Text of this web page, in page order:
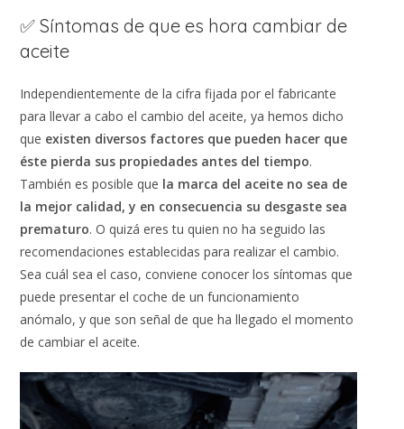
✅ Síntomas de que es hora cambiar de
aceite
Independientemente de la cifra fijada por el fabricante
para llevar a cabo el cambio del aceite, ya hemos dicho
que existen diversos factores que pueden hacer que
éste pierda sus propiedades antes del tiempo.
También es posible que la marca del aceite no sea de
la mejor calidad, y en consecuencia su desgaste sea
prematuro. O quizá eres tu quien no ha seguido las
recomendaciones establecidas para realizar el cambio.
Sea cuál sea el caso, conviene conocer los síntomas que
puede presentar el coche de un funcionamiento
anómalo, y que son señal de que ha llegado el momento
de cambiar el aceite.